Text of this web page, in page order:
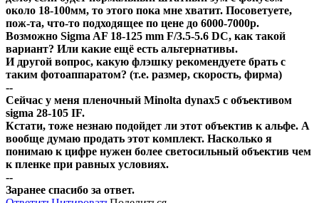
около 18-100мм, то этого пока мне хватит. Посоветуете,
пож-та, что-то подходящее по цене до 6000-7000р.
Возможно Sigma AF 18-125 mm F/3.5-5.6 DC, как такой
вариант? Или какие ещё есть альтернативы.
И другой вопрос, какую флэшку рекомендуете брать с
таким фотоаппаратом? (т.е. размер, скорость, фирма)
--
Сейчас у меня пленочный Minolta dynax5 с объективом
sigma 28-105 IF.
Кстати, тоже незнаю подойдет ли этот объектив к альфе. А
вообще думаю продать этот комплект. Насколько я
понимаю к цифре нужен более светосильный объектив чем
к пленке при равных условиях.
--
Заранее спасибо за ответ.